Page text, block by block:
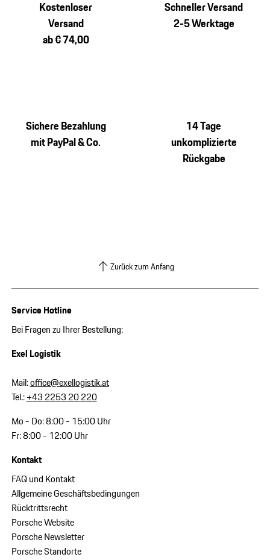
Kostenloser
Versand
ab € 74,00
Schneller Versand
2-5 Werktage
Sichere Bezahlung
mit PayPal & Co.
14 Tage
unkomplizierte
Rückgabe
Zurück zum Anfang
Service Hotline
Bei Fragen zu Ihrer Bestellung:
Exel Logistik
Mail:office@exellogistik.at
Tel.:+43 2253 20 220
Mo - Do: 8:00 - 15:00 Uhr
Fr: 8:00 - 12:00 Uhr
Kontakt
FAQ und Kontakt
Allgemeine Geschäftsbedingungen
Rücktrittsrecht
Porsche Website
Porsche Newsletter
Porsche Standorte